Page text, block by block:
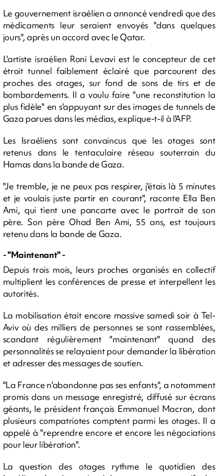
Le gouvernement israélien a annoncé vendredi que des
médicaments leur seraient envoyés "dans quelques
jours", après un accord avec le Qatar.
L'artiste israélien Roni Levavi est le concepteur de cet
étroit tunnel faiblement éclairé que parcourent des
proches des otages, sur fond de sons de tirs et de
bombardements. Il a voulu faire "une reconstitution la
plus fidèle" en s'appuyant sur des images de tunnels de
Gaza parues dans les médias, explique-t-il à l'AFP.
Les Israéliens sont convaincus que les otages sont
retenus dans le tentaculaire réseau souterrain du
Hamas dans la bande de Gaza.
"Je tremble, je ne peux pas respirer, j'étais là 5 minutes
et je voulais juste partir en courant", raconte Ella Ben
Ami, qui tient une pancarte avec le portrait de son
père. Son père Ohad Ben Ami, 55 ans, est toujours
retenu dans la bande de Gaza.
- "Maintenant" -
Depuis trois mois, leurs proches organisés en collectif
multiplient les conférences de presse et interpellent les
autorités.
La mobilisation était encore massive samedi soir à Tel-
Aviv où des milliers de personnes se sont rassemblées,
scandant régulièrement "maintenant" quand des
personnalités se relayaient pour demander la libération
et adresser des messages de soutien.
"La France n'abandonne pas ses enfants", a notamment
promis dans un message enregistré, diffusé sur écrans
géants, le président français Emmanuel Macron, dont
plusieurs compatriotes comptent parmi les otages. Il a
appelé à "reprendre encore et encore les négociations
pour leur libération".
La question des otages rythme le quotidien des